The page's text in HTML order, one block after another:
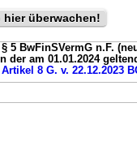
hier überwachen!
§ 5 BwFinSVermG n.F.
der am 01.01.2024
8 G. v. 22.12.2023